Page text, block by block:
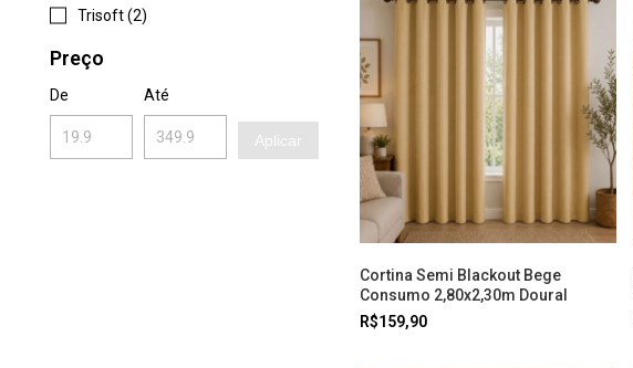
Trisoft (2)
Preço
De Até
Aplicar
Cortina Semi Blackout Bege
Consumo 2,80x2,30m Doural
R$159,90